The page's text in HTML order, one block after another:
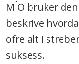
MÍO bruker
beskrive
ofre alt i
suksess.